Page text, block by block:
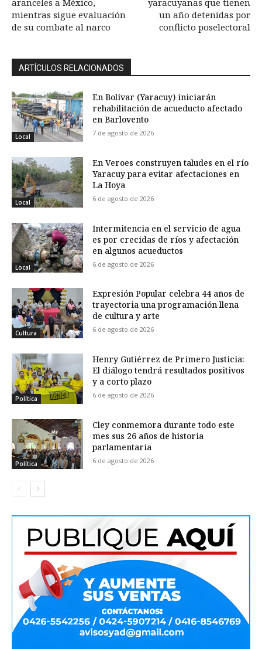
aranceles a México,
mientras sigue evaluación
de su combate al narco
yaracuyanas que tienen
un año detenidas por
conflicto poselectoral
ARTÍCULOS RELACIONADOS
Local
En Bolívar (Yaracuy) iniciarán
rehabilitación de acueducto afectado
en Barlovento
7 de agosto de 2026
Local
En Veroes construyen taludes en el río
Yaracuy para evitar afectaciones en
La Hoya
6 de agosto de 2026
Local
Intermitencia en el servicio de agua
es por crecidas de ríos y afectación
en algunos acueductos
6 de agosto de 2026
Cultura
Expresión Popular celebra 44 años de
trayectoria una programación llena
de cultura y arte
6 de agosto de 2026
Política
Henry Gutiérrez de Primero Justicia:
El diálogo tendrá resultados positivos
y a corto plazo
6 de agosto de 2026
Política
Cley conmemora durante todo este
mes sus 26 años de historia
parlamentaria
6 de agosto de 2026